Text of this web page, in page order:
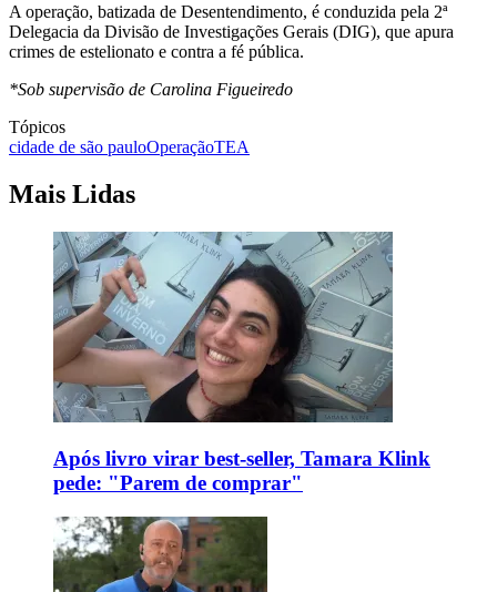
A operação, batizada de Desentendimento, é conduzida pela 2ª
Delegacia da Divisão de Investigações Gerais (DIG), que apura
crimes de estelionato e contra a fé pública.
*Sob supervisão de Carolina Figueiredo
Tópicos
cidade de são pauloOperaçãoTEA
Mais Lidas
Após livro virar best-seller, Tamara Klink
pede: "Parem de comprar"